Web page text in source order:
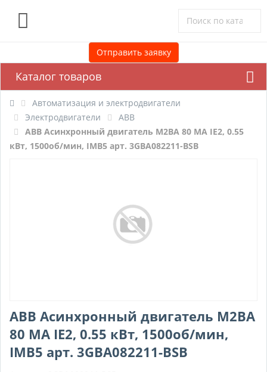
Отправить заявку
Каталог товаров
Автоматизация и электродвигатели
Электродвигатели
ABB
ABB Асинхронный двигатель M2BA 80 MA IE2, 0.55
кВт, 1500об/мин, IMB5 арт. 3GBA082211-BSB
ABB Асинхронный двигатель M2BA
80 MA IE2, 0.55 кВт, 1500об/мин,
IMB5 арт. 3GBA082211-BSB